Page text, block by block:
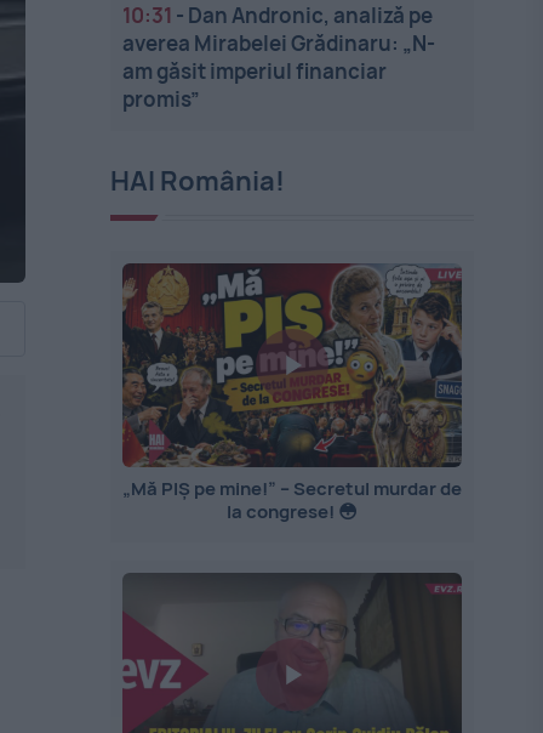
10:31 - Dan Andronic, analiză pe
averea Mirabelei Grădinaru: „N-
am găsit imperiul financiar
promis”
HAI România!
„Mă PIȘ pe mine!” – Secretul murdar de
la congrese! 😳